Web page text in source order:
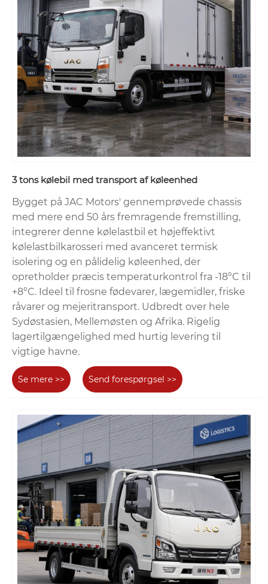
3 tons kølebil med transport af køleenhed
Bygget på JAC Motors' gennemprøvede chassis
med mere end 50 års fremragende fremstilling,
integrerer denne kølelastbil et højeffektivt
kølelastbilkarosseri med avanceret termisk
isolering og en pålidelig køleenhed, der
opretholder præcis temperaturkontrol fra -18°C til
+8°C. Ideel til frosne fødevarer, lægemidler, friske
råvarer og mejeritransport. Udbredt over hele
Sydøstasien, Mellemøsten og Afrika. Rigelig
lagertilgængelighed med hurtig levering til
vigtige havne.
Se mere >> Send forespørgsel >>